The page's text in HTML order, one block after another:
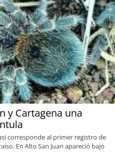
y Cartagena una
corresponde al primer registro de
En Alto San Juan apareció bajo